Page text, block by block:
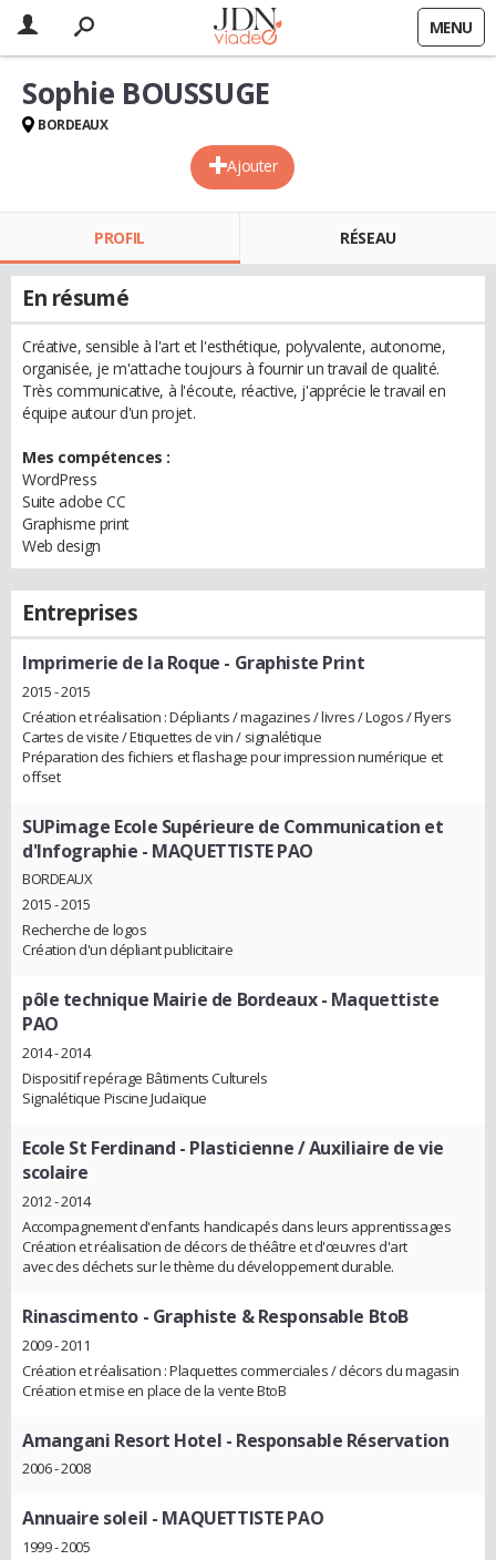
MENU
Ajouter
Sophie BOUSSUGE
BORDEAUX
PROFIL RÉSEAU
En résumé
Créative, sensible à l'art et l'esthétique, polyvalente, autonome,
organisée, je m'attache toujours à fournir un travail de qualité.
Très communicative, à l'écoute, réactive, j'apprécie le travail en
équipe autour d'un projet.
Mes compétences :
WordPress
Suite adobe CC
Graphisme print
Web design
Entreprises
Imprimerie de la Roque - Graphiste Print
2015 - 2015
Création et réalisation : Dépliants / magazines / livres / Logos / Flyers
Cartes de visite / Etiquettes de vin / signalétique
Préparation des fichiers et flashage pour impression numérique et
offset
SUPimage Ecole Supérieure de Communication et
d'Infographie - MAQUETTISTE PAO
BORDEAUX
2015 - 2015
Recherche de logos
Création d'un dépliant publicitaire
pôle technique Mairie de Bordeaux- Maquettiste
PAO
2014 - 2014
Dispositif repérage Bâtiments Culturels
Signalétique Piscine Judaïque
Ecole St Ferdinand - Plasticienne / Auxiliaire de vie
scolaire
2012 - 2014
Accompagnement d'enfants handicapés dans leurs apprentissages
Création et réalisation de décors de théâtre et d'œuvres d'art
avec des déchets sur le thème du développement durable.
Rinascimento- Graphiste & Responsable BtoB
2009 - 2011
Création et réalisation : Plaquettes commerciales / décors du magasin
Création et mise en place de la vente BtoB
Amangani Resort Hotel - Responsable Réservation
2006 - 2008
Annuaire soleil - MAQUETTISTE PAO
1999 - 2005